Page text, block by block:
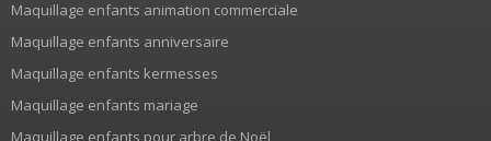
Maquillage enfants animation commerciale
Maquillage enfants anniversaire
Maquillage enfants kermesses
Maquillage enfants mariage
Maquillage enfants pour arbre de Noël